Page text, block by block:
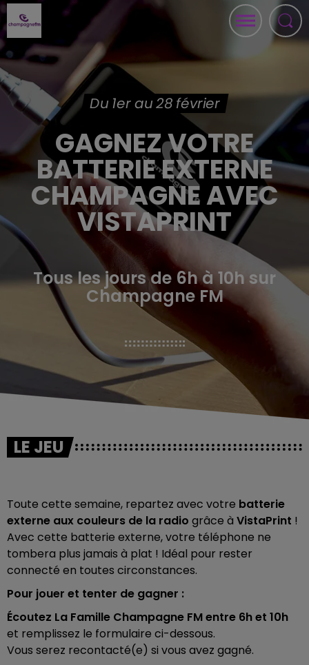
Du 1er au 28 février
GAGNEZ VOTRE
BATTERIE EXTERNE
CHAMPAGNE AVEC
VISTAPRINT
Tous les jours de 6h à 10h sur
Champagne FM
LE JEU
Toute cette semaine, repartez avec votre batterie
externe aux couleurs de la radio grâce à VistaPrint !
Avec cette batterie externe, votre téléphone ne
tombera plus jamais à plat ! Idéal pour rester
connecté en toutes circonstances.
Pour jouer et tenter de gagner :
Écoutez La Famille Champagne FM entre 6h et 10h
et remplissez le formulaire ci-dessous.
Vous serez recontacté(e) si vous avez gagné.